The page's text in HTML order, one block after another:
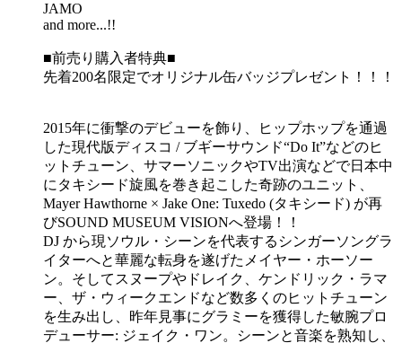
JAMO
and more...!!
■前売り購入者特典■
先着200名限定でオリジナル缶バッジプレゼント！！！
2015年に衝撃のデビューを飾り、ヒップホップを通過
した現代版ディスコ / ブギーサウンド“Do It”などのヒ
ットチューン、サマーソニックやTV出演などで日本中
にタキシード旋風を巻き起こした奇跡のユニット、
Mayer Hawthorne × Jake One: Tuxedo (タキシード) が再
びSOUND MUSEUM VISIONへ登場！！
DJ から現ソウル・シーンを代表するシンガーソングラ
イターへと華麗な転身を遂げたメイヤー・ホーソー
ン。そしてスヌープやドレイク、ケンドリック・ラマ
ー、ザ・ウィークエンドなど数多くのヒットチューン
を生み出し、昨年見事にグラミーを獲得した敏腕プロ
デューサー: ジェイク・ワン。シーンと音楽を熟知し、